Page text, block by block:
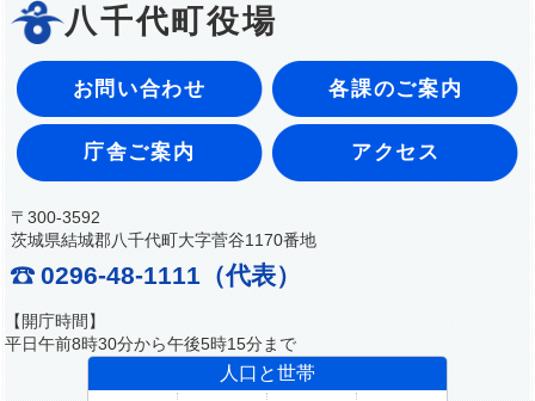
八千代町役場
お問い合わせ 各課のご案内
庁舎ご案内 アクセス
〒300-3592
茨城県結城郡八千代町大字菅谷1170番地
0296-48-1111（代表）
【開庁時間】
平日午前8時30分から午後5時15分まで